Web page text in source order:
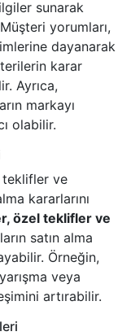
sunarak
yorumları,
dayanarak
karar
Ayrıca,
markayı
olabilir.
teklifler ve
kararlarını
özel teklifler ve
satın alma
Örneğin,
veya
artırabilir.